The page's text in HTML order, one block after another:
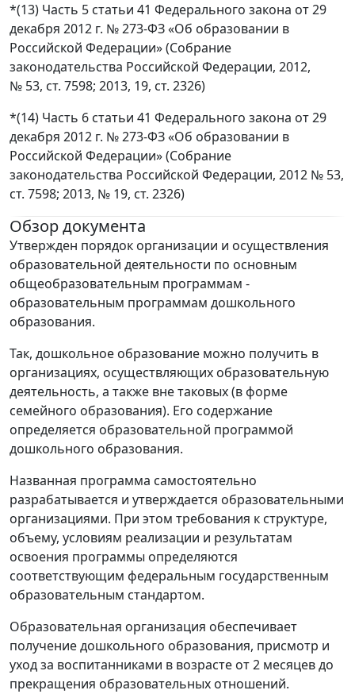
*(13) Часть 5 статьи 41 Федерального закона от 29
декабря 2012 г. № 273-ФЗ «Об образовании в
Российской Федерации» (Собрание
законодательства Российской Федерации, 2012,
№ 53, ст. 7598; 2013, 19, ст. 2326)
*(14) Часть 6 статьи 41 Федерального закона от 29
декабря 2012 г. № 273-ФЗ «Об образовании в
Российской Федерации» (Собрание
законодательства Российской Федерации, 2012 № 53,
ст. 7598; 2013, № 19, ст. 2326)
Обзор документа
Утвержден порядок организации и осуществления
образовательной деятельности по основным
общеобразовательным программам -
образовательным программам дошкольного
образования.
Так, дошкольное образование можно получить в
организациях, осуществляющих образовательную
деятельность, а также вне таковых (в форме
семейного образования). Его содержание
определяется образовательной программой
дошкольного образования.
Названная программа самостоятельно
разрабатывается и утверждается образовательными
организациями. При этом требования к структуре,
объему, условиям реализации и результатам
освоения программы определяются
соответствующим федеральным государственным
образовательным стандартом.
Образовательная организация обеспечивает
получение дошкольного образования, присмотр и
уход за воспитанниками в возрасте от 2 месяцев до
прекращения образовательных отношений.